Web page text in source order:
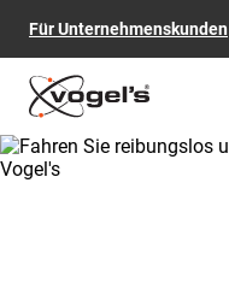
Für Unternehmenskunden